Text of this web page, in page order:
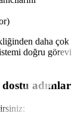
daha çok
doğru görevi
adımlar